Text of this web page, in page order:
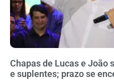
Chapas de Lucas e João
e suplentes; prazo se